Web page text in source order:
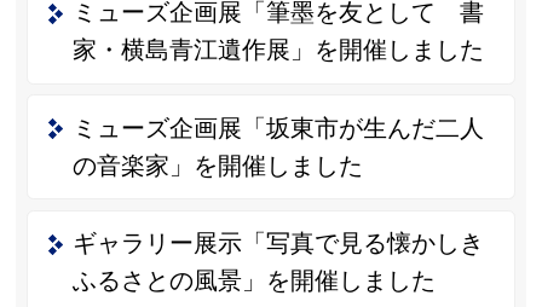
ミューズ企画展「筆墨を友として 書
家・横島青江遺作展」を開催しました
ミューズ企画展「坂東市が生んだ二人
の音楽家」を開催しました
ギャラリー展示「写真で見る懐かしき
ふるさとの風景」を開催しました